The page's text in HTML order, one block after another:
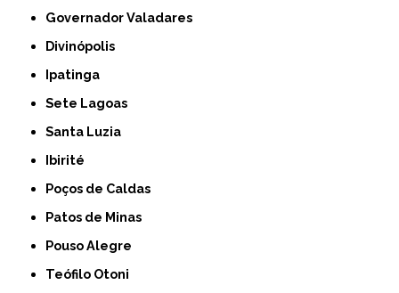
Governador Valadares
Divinópolis
Ipatinga
Sete Lagoas
Santa Luzia
Ibirité
Poços de Caldas
Patos de Minas
Pouso Alegre
Teófilo Otoni